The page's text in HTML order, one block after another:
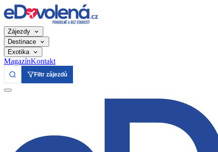
Zájezdy
Destinace
Exotika
MagazínKontakt
Filtr zájezdů